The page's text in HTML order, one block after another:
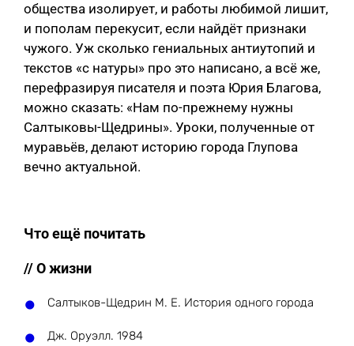
общества изолирует, и работы любимой лишит,
и пополам перекусит, если найдёт признаки
чужого. Уж сколько гениальных антиутопий и
текстов «с натуры» про это написано, а всё же,
перефразируя писателя и поэта Юрия Благова,
можно сказать: «Нам по-прежнему нужны
Салтыковы-Щедрины». Уроки, полученные от
муравьёв, делают историю города Глупова
вечно актуальной.
Что ещё почитать
// О жизни
Салтыков-Щедрин М. Е. История одного города
Дж. Оруэлл. 1984